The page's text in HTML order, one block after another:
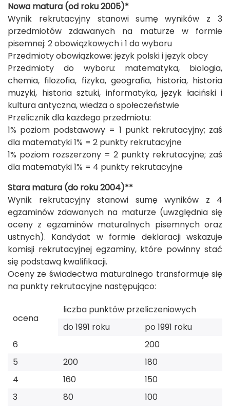
Nowa matura (od roku 2005)*
Wynik rekrutacyjny stanowi sumę wyników z 3
przedmiotów zdawanych na maturze w formie
pisemnej: 2 obowiązkowych i 1 do wyboru
Przedmioty obowiązkowe: język polski i język obcy
Przedmioty do wyboru: matematyka, biologia,
chemia, filozofia, fizyka, geografia, historia, historia
muzyki, historia sztuki, informatyka, język łaciński i
kultura antyczna, wiedza o społeczeństwie
Przelicznik dla każdego przedmiotu:
1% poziom podstawowy = 1 punkt rekrutacyjny; zaś
dla matematyki 1% = 2 punkty rekrutacyjne
1% poziom rozszerzony = 2 punkty rekrutacyjne; zaś
dla matematyki 1% = 4 punkty rekrutacyjne
Stara matura (do roku 2004)**
Wynik rekrutacyjny stanowi sumę wyników z 4
egzaminów zdawanych na maturze (uwzględnia się
oceny z egzaminów maturalnych pisemnych oraz
ustnych). Kandydat w formie deklaracji wskazuje
komisji rekrutacyjnej egzaminy, które powinny stać
się podstawą kwalifikacji.
Oceny ze świadectwa maturalnego transformuje się
na punkty rekrutacyjne następująco:
ocena
liczba punktów przeliczeniowych
do 1991 roku
po 1991 roku
6
200
5
200
180
4
160
150
3
80
100